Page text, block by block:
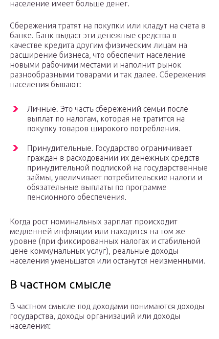
население имеет больше денег.
Сбережения тратят на покупки или кладут на счета в
банке. Банк выдаст эти денежные средства в
качестве кредита другим физическим лицам на
расширение бизнеса, что обеспечит население
новыми рабочими местами и наполнит рынок
разнообразными товарами и так далее. Сбережения
населения бывают:
Личные. Это часть сбережений семьи после
выплат по налогам, которая не тратится на
покупку товаров широкого потребления.
Принудительные. Государство ограничивает
граждан в расходовании их денежных средств
принудительной подпиской на государственные
займы, увеличивает потребительские налоги и
обязательные выплаты по программе
пенсионного обеспечения.
Когда рост номинальных зарплат происходит
медленней инфляции или находится на том же
уровне (при фиксированных налогах и стабильной
цене коммунальных услуг), реальные доходы
населения уменьшатся или останутся неизменными.
В частном смысле
В частном смысле под доходами понимаются доходы
государства, доходы организаций или доходы
населения: